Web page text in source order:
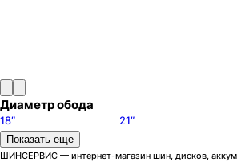
Диаметр обода
18″ 21″
Модели дисков AEZ
Aruba dark 1
Показать еще
ШИНСЕРВИС — интернет-магазин шин, дисков,